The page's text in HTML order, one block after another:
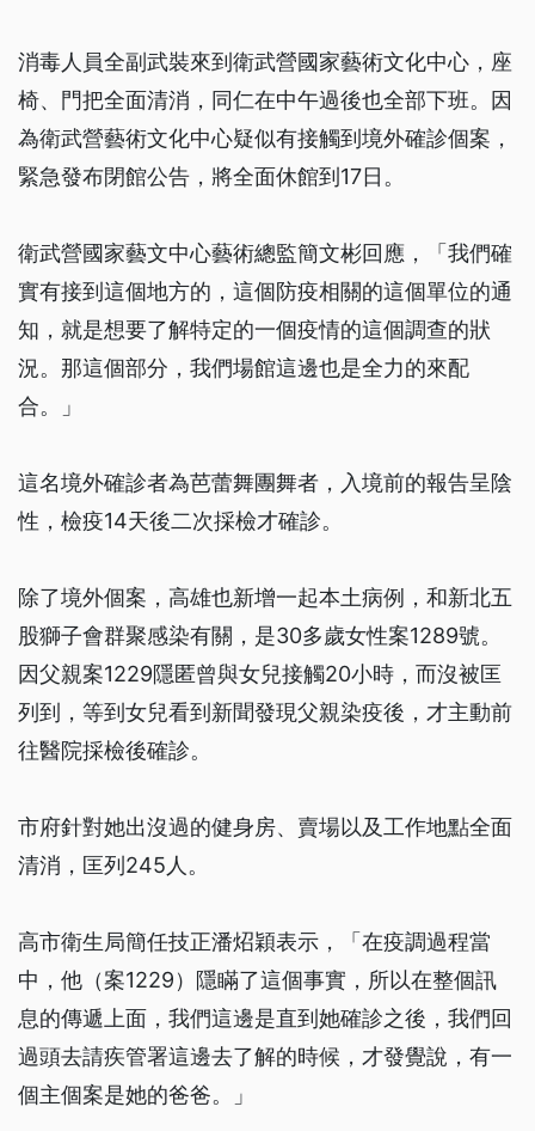
消毒人員全副武裝來到衛武營國家藝術文化中心，座
椅、門把全面清消，同仁在中午過後也全部下班。因
為衛武營藝術文化中心疑似有接觸到境外確診個案，
緊急發布閉館公告，將全面休館到17日。
衛武營國家藝文中心藝術總監簡文彬回應，「我們確
實有接到這個地方的，這個防疫相關的這個單位的通
知，就是想要了解特定的一個疫情的這個調查的狀
況。那這個部分，我們場館這邊也是全力的來配
合。」
這名境外確診者為芭蕾舞團舞者，入境前的報告呈陰
性，檢疫14天後二次採檢才確診。
除了境外個案，高雄也新增一起本土病例，和新北五
股獅子會群聚感染有關，是30多歲女性案1289號。
因父親案1229隱匿曾與女兒接觸20小時，而沒被匡
列到，等到女兒看到新聞發現父親染疫後，才主動前
往醫院採檢後確診。
市府針對她出沒過的健身房、賣場以及工作地點全面
清消，匡列245人。
高市衛生局簡任技正潘炤穎表示，「在疫調過程當
中，他（案1229）隱瞞了這個事實，所以在整個訊
息的傳遞上面，我們這邊是直到她確診之後，我們回
過頭去請疾管署這邊去了解的時候，才發覺說，有一
個主個案是她的爸爸。」